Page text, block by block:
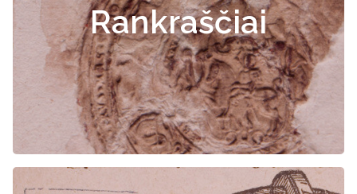
Rankraščiai